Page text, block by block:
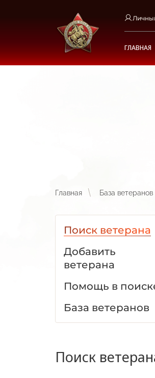
ГЛАВНАЯ
Главная База ветеранов
Поиск ветерана
Добавить
ветерана
Помощь в
База ветеранов
Поиск